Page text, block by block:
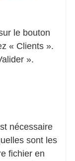
le bouton
« Clients ».
».
nécessaire
sont les
fichier en